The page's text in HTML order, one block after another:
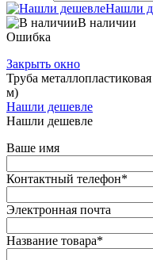
Нашли
В наличии
Ошибка
Закрыть окно
Труба
м)
Нашли дешевле
Нашли дешевле
Ваше имя
Контактный телефон*
Электронная почта
Название товара*